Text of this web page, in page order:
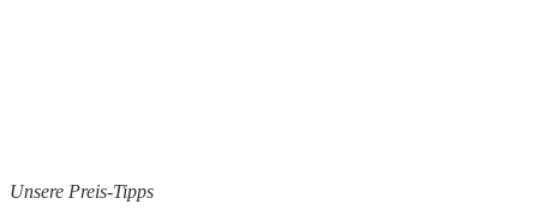
Unsere Preis-Tipps